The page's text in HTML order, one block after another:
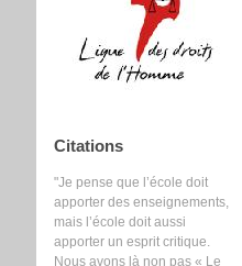
Citations
"Je pense que l’école doit
apporter des enseignements,
mais l’école doit aussi
apporter un esprit critique.
Nous avons là non pas « Le